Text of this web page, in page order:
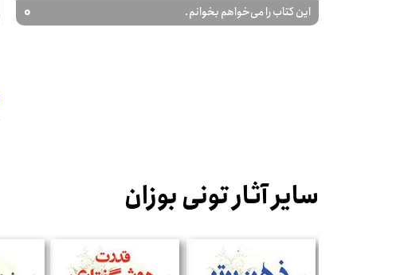
این کتاب را می‌خواهم بخوانم. 0
سایر آثار تونی بوزان